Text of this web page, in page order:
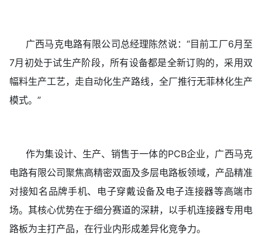
广西马克电路有限公司总经理陈然说：“目前工厂6月至
7月初处于试生产阶段，所有设备都是全新订购的，采用双
幅料生产工艺，走自动化生产路线，全厂推行无菲林化生产
模式。”
作为集设计、生产、销售于一体的PCB企业，广西马克
电路有限公司聚焦高精密双面及多层电路板领域，产品精准
对接知名品牌手机、电子穿戴设备及电子连接器等高端市
场。其核心优势在于细分赛道的深耕，以手机连接器专用电
路板为主打产品，在行业内形成差异化竞争力。